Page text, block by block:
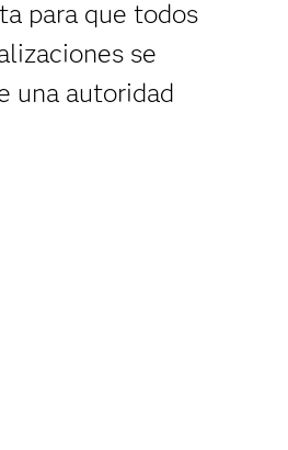
para que todos
se
una autoridad